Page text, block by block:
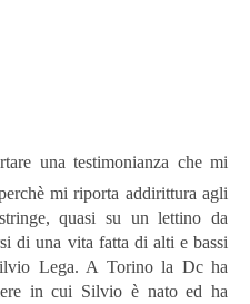
una testimonianza che mi
mi riporta addirittura agli
quasi su un lettino da
di una vita fatta di alti e bassi
Lega. A Torinola Dc ha
in cui Silvio è nato ed ha